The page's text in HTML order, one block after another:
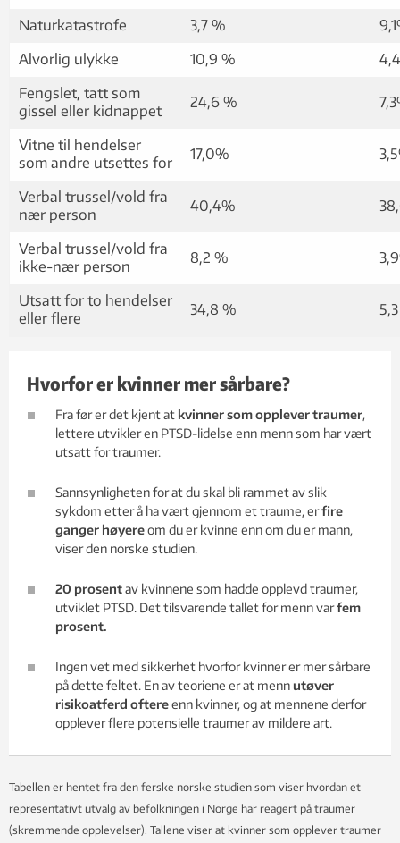
Naturkatastrofe
3,7 %
Alvorlig ulykke
10,9 %
Fengslet, tatt som
gissel eller kidnappet
24,6 %
Vitne til hendelser
som andre utsettes for
17,0%
Verbal trussel/vold fra
nær person
40,4%
Verbal trussel/vold fra
ikke-nær person
8,2 %
Utsatt for to hendelser
eller flere
34,8 %
Hvorfor er kvinner mer sårbare?
Fra før er det kjent at kvinner som opplever traumer,
lettere utvikler en PTSD-lidelse enn menn som har vært
utsatt for traumer.
Sannsynligheten for at du skal bli rammet av slik
sykdom etter å ha vært gjennom et traume, erfire
ganger høyereom du er kvinne enn om du er mann,
viser den norske studien.
20 prosentav kvinnene som hadde opplevd traumer,
utviklet PTSD. Det tilsvarende tallet for menn varfem
prosent.
Ingen vet med sikkerhet hvorfor kvinner er mer sårbare
på dette feltet. En av teoriene er at menn utøver
risikoatferd oftereenn kvinner, og at mennene derfor
opplever flere potensielle traumer av mildere art.
Tabellen er hentet fra den ferske norske studien som viser hvordan et
representativt utvalg av befolkningen i Norge har reagert på traumer
(skremmende opplevelser). Tallene viser at kvinner som opplever traumer